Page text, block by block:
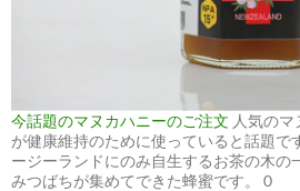
今話題のマヌカハニーのご注文 人気の
が健康維持のために使っていると話題で
ージーランドにのみ自生するお茶の木の
みつばちが集めてできた蜂蜜です。 0